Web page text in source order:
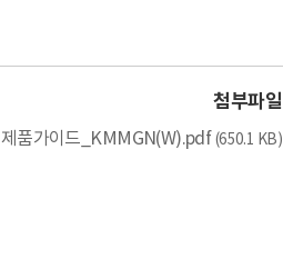
첨부파일
제품가이드_KMMGN(W).pdf(650.1 KB)